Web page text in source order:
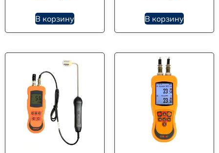
В корзину В корзину